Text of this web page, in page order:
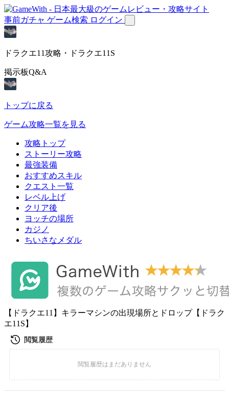
事前ガチャ ゲーム検索 ログイン
ドラクエ11攻略・ドラクエ11S
掲示板Q&A
トップに戻る
ゲーム攻略一覧を見る
攻略トップ
ストーリー攻略
最強装備
おすすめスキル
クエスト一覧
レベル上げ
クリア後
ヨッチの場所
カジノ
ちいさなメダル
【ドラクエ11】キラーマシンの出現場所とドロップ【ドラク
エ11S】